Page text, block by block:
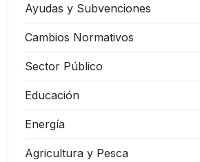
Ayudas y Subvenciones
Cambios Normativos
Sector Público
Educación
Energía
Agricultura y Pesca